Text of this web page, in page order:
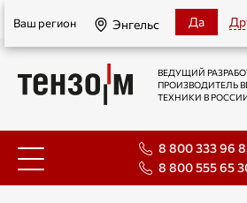
Энгельс
Ваш регион Энгельс Да
ВЕДУЩИЙ
ПРОИЗВОДИТЕЛЬ
ТЕХНИКИ В
8 800 333 96
8 800 555 65